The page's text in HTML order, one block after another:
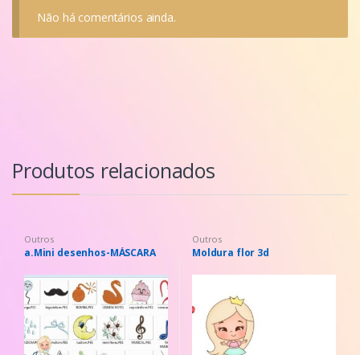
Não há comentários ainda.
Produtos relacionados
Outros
a.Mini desenhos-MÁSCARA
Outros
Moldura flor 3d